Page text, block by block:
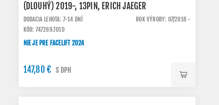
(DLOUHÝ) 2019-, 13PIN, ERICH JAEGER
DODACIA LEHOTA: 7-14 DNÍ
ROK VÝROBY: 07/2018 -
KÓD: 747269.TO10
NIE JE PRE FACELIFT 2024
147,80 € S DPH